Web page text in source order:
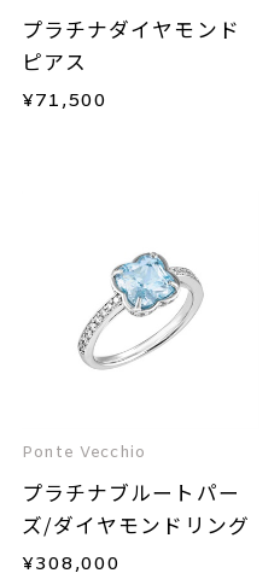
プラチナダイヤモンド
ピアス
¥71,500
Ponte Vecchio
プラチナブルートパー
ズ/ダイヤモンドリング
¥308,000